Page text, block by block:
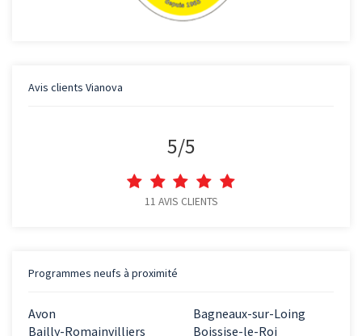
Avis clients Vianova
5/5
11 AVIS CLIENTS
Programmes neufs à proximité
Avon
Bagneaux-sur-Loing
Bailly-Romainvilliers
Boissise-le-Roi